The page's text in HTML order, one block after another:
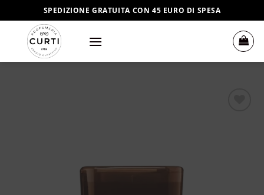
ai
contenuti
SPEDIZIONE GRATUITA CON 45 EURO DI SPESA